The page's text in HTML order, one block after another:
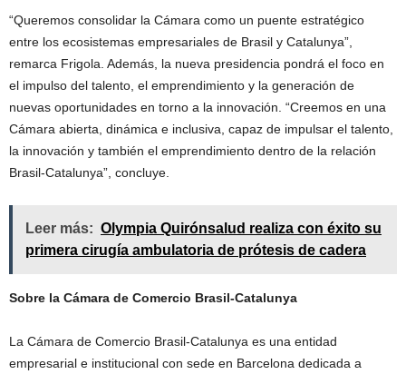
“Queremos consolidar la Cámara como un puente estratégico
entre los ecosistemas empresariales de Brasil y Catalunya”,
remarca Frigola. Además, la nueva presidencia pondrá el foco en
el impulso del talento, el emprendimiento y la generación de
nuevas oportunidades en torno a la innovación. “Creemos en una
Cámara abierta, dinámica e inclusiva, capaz de impulsar el talento,
la innovación y también el emprendimiento dentro de la relación
Brasil-Catalunya”, concluye.
Leer más: Olympia Quirónsalud realiza con éxito su
primera cirugía ambulatoria de prótesis de cadera
Sobre la Cámara de Comercio Brasil-Catalunya
La Cámara de Comercio Brasil-Catalunya es una entidad
empresarial e institucional con sede en Barcelona dedicada a